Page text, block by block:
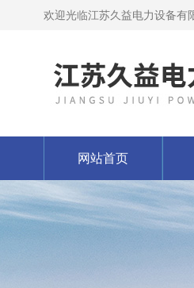
欢迎光临江苏久益电力设备有
网站首页